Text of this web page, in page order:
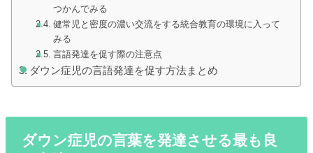
つかんでみる
健常児と密度の濃い交流をする統合教育の環境に入って
みる
言語発達を促す際の注意点
ダウン症児の言語発達を促す方法まとめ
ダウン症児の言葉を発達させる最も良